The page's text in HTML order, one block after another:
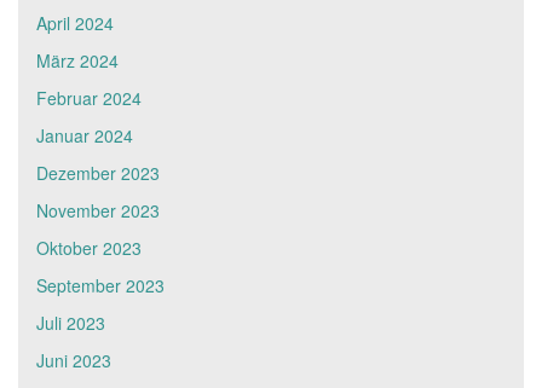
April 2024
März 2024
Februar 2024
Januar 2024
Dezember 2023
November 2023
Oktober 2023
September 2023
Juli 2023
Juni 2023